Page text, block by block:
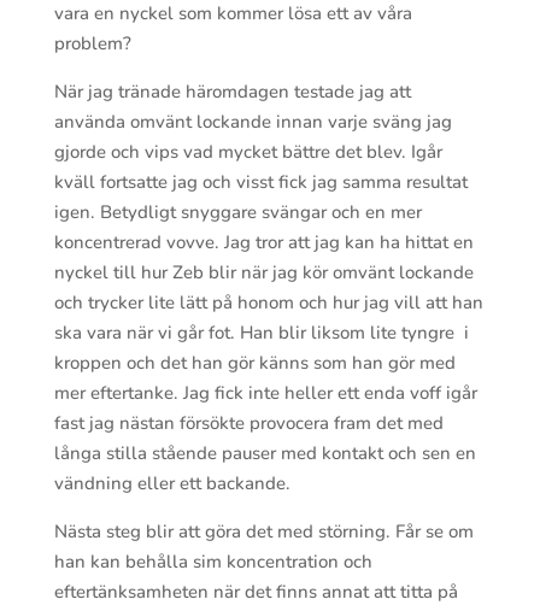
vara en nyckel som kommer lösa ett av våra
problem?
När jag tränade häromdagen testade jag att
använda omvänt lockande innan varje sväng jag
gjorde och vips vad mycket bättre det blev. Igår
kväll fortsatte jag och visst fick jag samma resultat
igen. Betydligt snyggare svängar och en mer
koncentrerad vovve. Jag tror att jag kan ha hittat en
nyckel till hur Zeb blir när jag kör omvänt lockande
och trycker lite lätt på honom och hur jag vill att han
ska vara när vi går fot. Han blir liksom lite tyngre i
kroppen och det han gör känns som han gör med
mer eftertanke. Jag fick inte heller ett enda voff igår
fast jag nästan försökte provocera fram det med
långa stilla stående pauser med kontakt och sen en
vändning eller ett backande.
Nästa steg blir att göra det med störning. Får se om
han kan behålla sim koncentration och
eftertänksamheten när det finns annat att titta på